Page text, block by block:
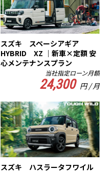
スズキ スペーシアギア
HYBRID XZ ｜新車×定額 安
心メンテナンスプラン
当社指定ローン月額
24,300 円 / 月
スズキ ハスラータフワイル